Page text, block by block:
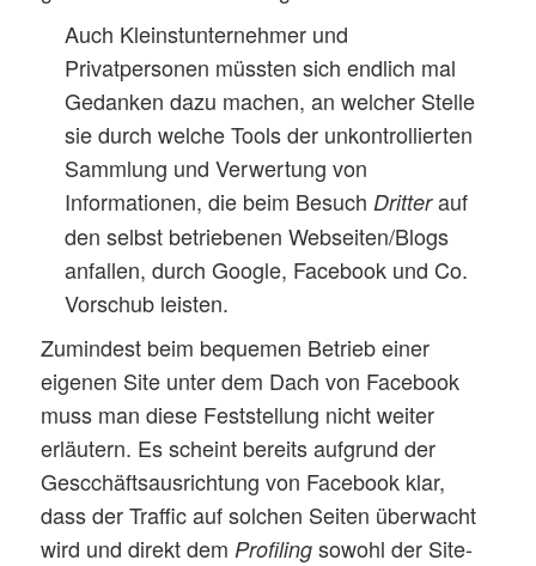
Auch Kleinstunternehmer und
Privatpersonen müssten sich endlich mal
Gedanken dazu machen, an welcher Stelle
sie durch welche Tools der unkontrollierten
Sammlung und Verwertung von
Informationen, die beim Besuch Dritterauf
den selbst betriebenen Webseiten/Blogs
anfallen, durch Google, Facebook und Co.
Vorschub leisten.
Zumindest beim bequemen Betrieb einer
eigenen Site unter dem Dach von Facebook
muss man diese Feststellung nicht weiter
erläutern. Es scheint bereits aufgrund der
Gescchäftsausrichtung von Facebook klar,
dass der Traffic auf solchen Seiten überwacht
wird und direkt dem Profiling sowohl der Site-